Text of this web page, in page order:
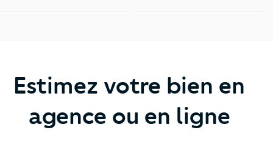
Estimez votre bien en
agence ou en ligne